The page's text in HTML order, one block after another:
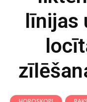
līnijas